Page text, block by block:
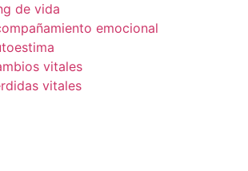
de vida
emocional
vitales
vitales